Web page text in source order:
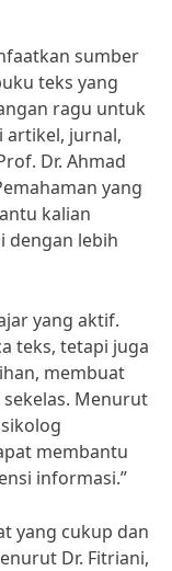
sumber
teks yang
ragu untuk
artikel, jurnal,
Dr. Ahmad
yang
kalian
dengan lebih
yang aktif.
teks, tetapi juga
membuat
Menurut
membantu
informasi.”
yang cukup dan
Dr. Fitriani,